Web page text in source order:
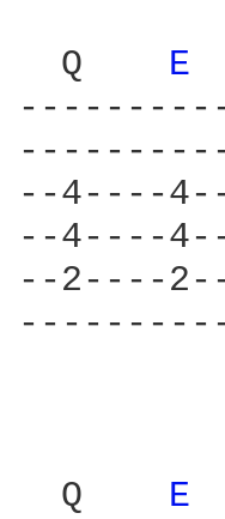
  Q
E
--4----
--4----
--2----
  Q
E